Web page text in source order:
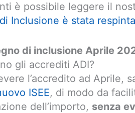
è possibile leggere il
Inclusione è stata
di inclusione Aprile
gli accrediti ADI?
l’accredito ad Aprile,
ISEE, di modo da
dell’importo, senza